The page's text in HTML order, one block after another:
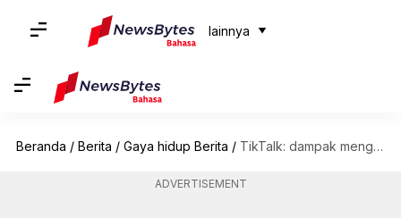
lainnya
Beranda / Berita / Gaya hidup Berita / TikTalk: dampak mengikuti aksen bicara selebriti
ADVERTISEMENT